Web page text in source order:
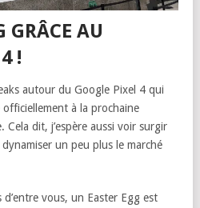
GRÂCE AU
!
autour du Google Pixel 4 qui
à la prochaine
Cela dit, j’espère aussi voir surgir
un peu plus le marché
vous, un Easter Egg est